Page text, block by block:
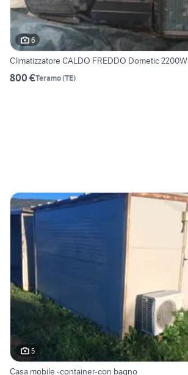
6
Climatizzatore CALDO FREDDO Dometic 2200W
800 €Teramo(TE)
5
Casa mobile -container-con bagno